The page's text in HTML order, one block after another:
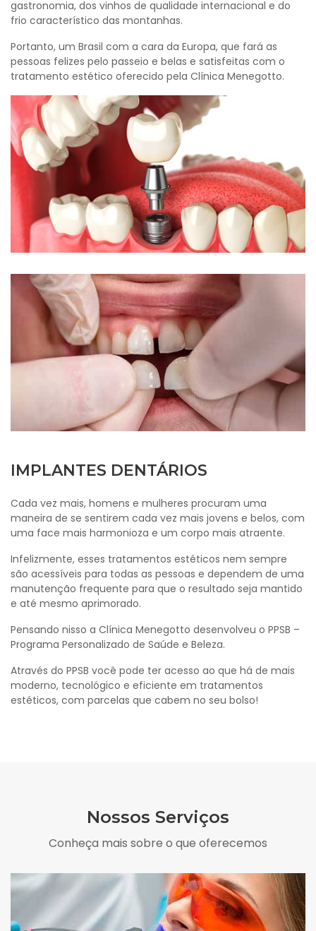
gastronomia, dos vinhos de qualidade internacional e do
frio característico das montanhas.
Portanto, um Brasil com a cara da Europa, que fará as
pessoas felizes pelo passeio e belas e satisfeitas com o
tratamento estético oferecido pela Clínica Menegotto.
IMPLANTES DENTÁRIOS
Cada vez mais, homens e mulheres procuram uma
maneira de se sentirem cada vez mais jovens e belos, com
uma face mais harmonioza e um corpo mais atraente.
Infelizmente, esses tratamentos estéticos nem sempre
são acessíveis para todas as pessoas e dependem de uma
manutenção frequente para que o resultado seja mantido
e até mesmo aprimorado.
Pensando nisso a Clínica Menegotto desenvolveu o PPSB –
Programa Personalizado de Saúde e Beleza.
Através do PPSB você pode ter acesso ao que há de mais
moderno, tecnológico e eficiente em tratamentos
estéticos, com parcelas que cabem no seu bolso!
Nossos Serviços
Conheça mais sobre o que oferecemos